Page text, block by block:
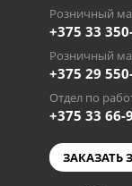
Розничный
+375 33
Розничный
+375 29
Отдел по
+375 33 66-
ЗАКАЗАТЬ